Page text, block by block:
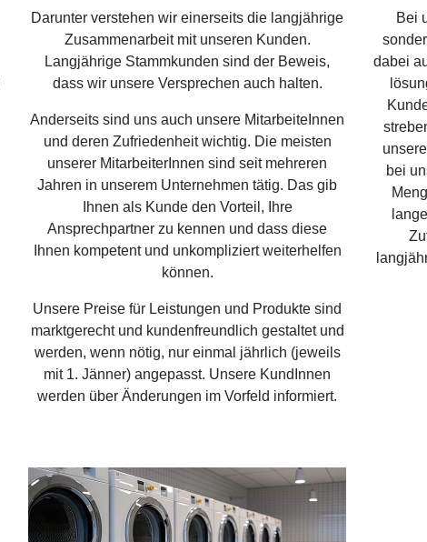
Darunter verstehen wir einerseits die langjährige
Zusammenarbeit mit unseren Kunden.
Langjährige Stammkunden sind der Beweis,
dass wir unsere Versprechen auch halten.
Anderseits sind uns auch unsere MitarbeiteInnen
und deren Zufriedenheit wichtig. Die meisten
unserer MitarbeiterInnen sind seit mehreren
Jahren in unserem Unternehmen tätig. Das gib
Ihnen als Kunde den Vorteil, Ihre
Ansprechpartner zu kennen und dass diese
Ihnen kompetent und unkompliziert weiterhelfen
können.
Unsere Preise für Leistungen und Produkte sind
marktgerecht und kundenfreundlich gestaltet und
werden, wenn nötig, nur einmal jährlich (jeweils
mit 1. Jänner) angepasst. Unsere KundInnen
werden über Änderungen im Vorfeld informiert.
Bei
dabei
bei